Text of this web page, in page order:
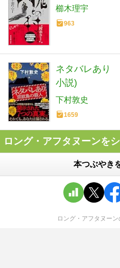
櫛木理宇
963
ネタバレあり
小説)
下村敦史
1659
ロング・アフタヌーンを
本つぶやき
ロング・アフタヌーン